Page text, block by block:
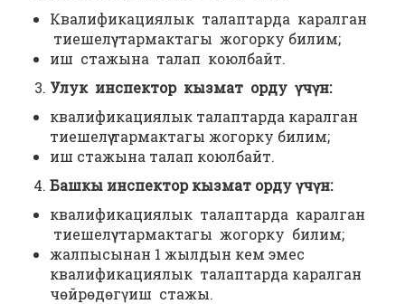
Квалификациялык талаптарда каралган
тиешелүү тармактагы жогорку билим;
иш стажына талап коюлбайт.
Улук инспектор кызмат орду үчүн:
квалификациялык талаптарда каралган
тиешелүү тармактагы жогорку билим;
иш стажына талап коюлбайт.
Башкы инспектор кызмат орду үчүн:
квалификациялык талаптарда каралган
тиешелүү тармактагы жогорку билим;
жалпысынан 1 жылдын кем эмес
квалификациялык талаптарда каралган
чөйрөдөгү иш стажы.